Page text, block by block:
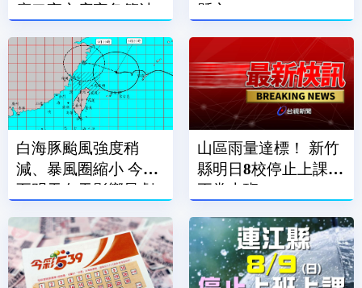
廟口夜市店家急築沙
縣市」
白海豚颱風強度稍
減、暴風圈縮小 今晚
至明天白天影響最劇
山區雨量達標！ 新竹
縣明日8校停止上課、
正常上班